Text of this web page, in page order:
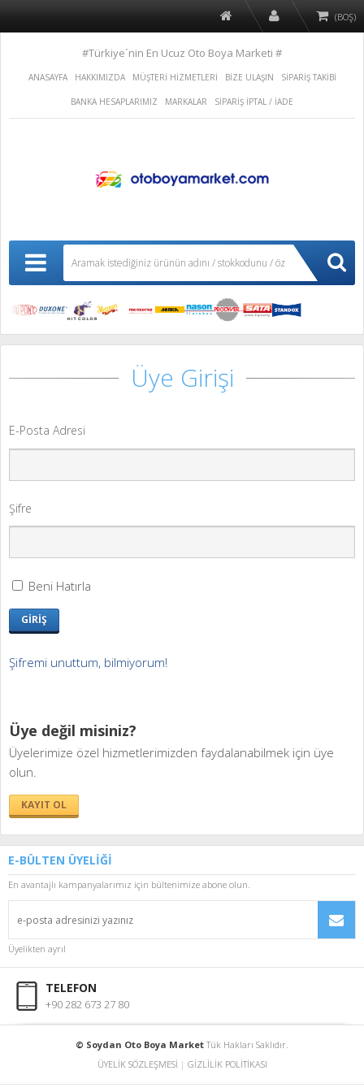
(BOŞ)
#Türkiye´nin En Ucuz Oto Boya Marketi #
ANASAYFA HAKKIMIZDA MÜŞTERİ HİZMETLERİ BİZE ULAŞIN SİPARİŞ TAKİBİ
BANKA HESAPLARIMIZ MARKALAR SİPARİŞ İPTAL / İADE
Üye Girişi
E-Posta Adresi
Şifre
Beni Hatırla
GİRİŞ
Şifremi unuttum, bilmiyorum!
Üye değil misiniz?
Üyelerimize özel hizmetlerimizden faydalanabilmek için üye
olun.
KAYIT OL
E-BÜLTEN ÜYELİĞİ
En avantajlı kampanyalarımız için bültenimize abone olun.
Üyelikten ayrıl
TELEFON
+90 282 673 27 80
© Soydan Oto Boya MarketTük Hakları Saklıdır.
ÜYELİK SÖZLEŞMESİ | GİZLİLİK POLİTİKASI